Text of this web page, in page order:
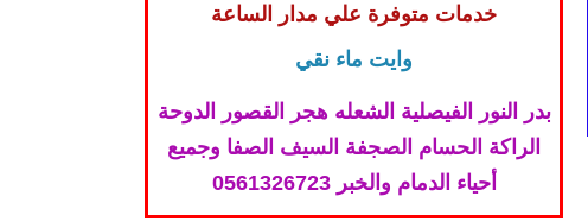
خدمات متوفرة علي مدار الساعة
وايت ماء نقي
بدر النور الفيصلية الشعله هجر القصور الدوحة
الراكة الحسام الصجفة السيف الصفا وجميع
أحياء الدمام والخبر 0561326723